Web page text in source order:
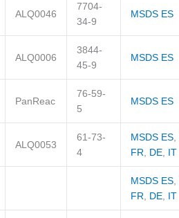
ALQ0046
7704-
34-9
MSDS ES
ALQ0006
3844-
45-9
MSDS ES
PanReac
76-59-
5
MSDS ES
ALQ0053
61-73-
4
MSDS ES,
FR, DE, IT
MSDS ES,
FR, DE, IT